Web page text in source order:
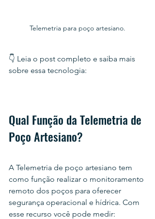
Telemetria para poço artesiano.
👇 Leia o post completo e saiba mais
sobre essa tecnologia:
Qual Função da Telemetria de
Poço Artesiano?
A Telemetria de poço artesiano tem
como função realizar o monitoramento
remoto dos poços para oferecer
segurança operacional e hídrica. Com
esse recurso você pode medir: